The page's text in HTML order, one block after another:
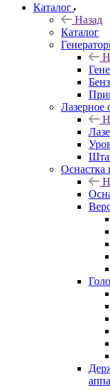
Каталог
Назад
Каталог
Лазерное
Оснастка